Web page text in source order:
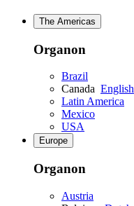
The Americas
Organon
Brazil
Canada English
Latin America
Mexico
USA
Europe
Organon
Austria